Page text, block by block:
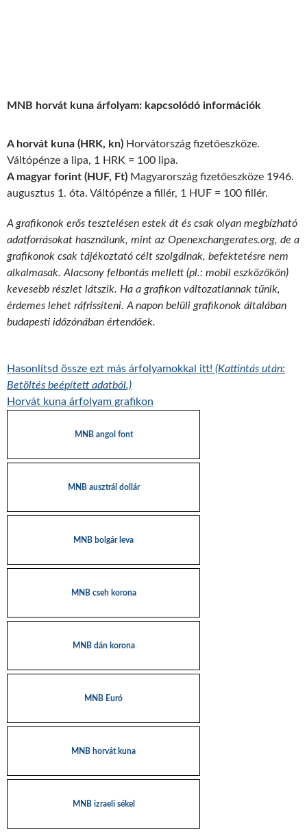
MNB horvát kuna árfolyam: kapcsolódó információk
A horvát kuna (HRK, kn) Horvátország fizetőeszköze.
Váltópénze a lipa, 1 HRK = 100 lipa.
A magyar forint (HUF, Ft) Magyarország fizetőeszköze 1946.
augusztus 1. óta. Váltópénze a fillér, 1 HUF = 100 fillér.
A grafikonok erős tesztelésen estek át és csak olyan megbízható
adatforrásokat használunk, mint az Openexchangerates.org, de a
grafikonok csak tájékoztató célt szolgálnak, befektetésre nem
alkalmasak. Alacsony felbontás mellett (pl.: mobil eszközökön)
kevesebb részlet látszik. Ha a grafikon változatlannak tűnik,
érdemes lehet ráfrissíteni. A napon belüli grafikonok általában
budapesti időzónában értendőek.
Hasonlítsd össze ezt más árfolyamokkal itt! (Kattintás után:
Betöltés beépített adatból.)
Horvát kuna árfolyam grafikon
MNB angol font
MNB ausztrál dollár
MNB bolgár leva
MNB cseh korona
MNB dán korona
MNB Euró
MNB horvát kuna
MNB izraeli sékel